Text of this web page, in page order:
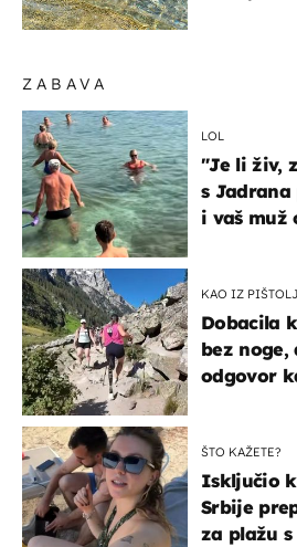
ZABAVA
LOL
"Je li živ,
s
i vaš muž
KAO IZ
Dobacila
bez noge,
odgovor
ŠTO KAŽETE?
Isključio
Srbije
za plažu